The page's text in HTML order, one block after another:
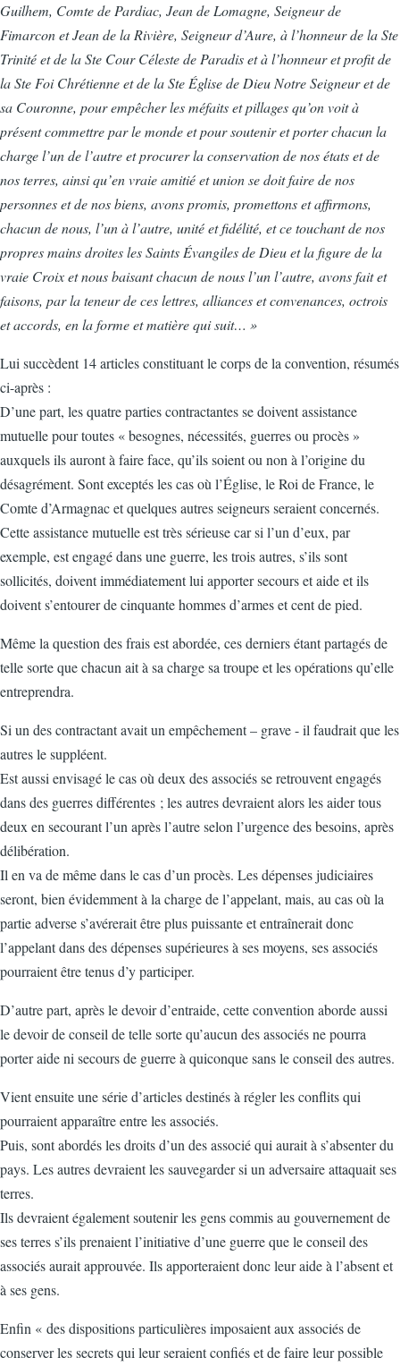
Guilhem, Comte de Pardiac, Jean de Lomagne, Seigneur de
Fimarcon et Jean de la Rivière, Seigneur d’Aure, à l’honneur de la Ste
Trinité et de la Ste Cour Céleste de Paradis et à l’honneur et profit de
la Ste Foi Chrétienne et de la Ste Église de Dieu Notre Seigneur et de
sa Couronne, pour empêcher les méfaits et pillages qu’on voit à
présent commettre par le monde et pour soutenir et porter chacun la
charge l’un de l’autre et procurer la conservation de nos états et de
nos terres, ainsi qu’en vraie amitié et union se doit faire de nos
personnes et de nos biens, avons promis, promettons et affirmons,
chacun de nous, l’un à l’autre, unité et fidélité, et ce touchant de nos
propres mains droites les Saints Évangiles de Dieu et la figure de la
vraie Croix et nous baisant chacun de nous l’un l’autre, avons fait et
faisons, par la teneur de ces lettres, alliances et convenances, octrois
et accords, en la forme et matière qui suit… »
Lui succèdent 14 articles constituant le corps de la convention, résumés
ci-après :
D’une part, les quatre parties contractantes se doivent assistance
mutuelle pour toutes « besognes, nécessités, guerres ou procès »
auxquels ils auront à faire face, qu’ils soient ou non à l’origine du
désagrément. Sont exceptés les cas où l’Église, le Roi de France, le
Comte d’Armagnac et quelques autres seigneurs seraient concernés.
Cette assistance mutuelle est très sérieuse car si l’un d’eux, par
exemple, est engagé dans une guerre, les trois autres, s’ils sont
sollicités, doivent immédiatement lui apporter secours et aide et ils
doivent s’entourer de cinquante hommes d’armes et cent de pied.
Même la question des frais est abordée, ces derniers étant partagés de
telle sorte que chacun ait à sa charge sa troupe et les opérations qu’elle
entreprendra.
Si un des contractant avait un empêchement – grave - il faudrait que les
autres le suppléent.
Est aussi envisagé le cas où deux des associés se retrouvent engagés
dans des guerres différentes ; les autres devraient alors les aider tous
deux en secourant l’un après l’autre selon l’urgence des besoins, après
délibération.
Il en va de même dans le cas d’un procès. Les dépenses judiciaires
seront, bien évidemment à la charge de l’appelant, mais, au cas où la
partie adverse s’avérerait être plus puissante et entraînerait donc
l’appelant dans des dépenses supérieures à ses moyens, ses associés
pourraient être tenus d’y participer.
D’autre part, après le devoir d’entraide, cette convention aborde aussi
le devoir de conseil de telle sorte qu’aucun des associés ne pourra
porter aide ni secours de guerre à quiconque sans le conseil des autres.
Vient ensuite une série d’articles destinés à régler les conflits qui
pourraient apparaître entre les associés.
Puis, sont abordés les droits d’un des associé qui aurait à s’absenter du
pays. Les autres devraient les sauvegarder si un adversaire attaquait ses
terres.
Ils devraient également soutenir les gens commis au gouvernement de
ses terres s’ils prenaient l’initiative d’une guerre que le conseil des
associés aurait approuvée. Ils apporteraient donc leur aide à l’absent et
à ses gens.
Enfin « des dispositions particulières imposaient aux associés de
conserver les secrets qui leur seraient confiés et de faire leur possible